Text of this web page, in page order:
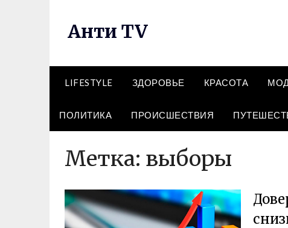
Анти TV
LIFESTYLE ЗДОРОВЬЕ КРАСОТА
ПОЛИТИКА ПРОИСШЕСТВИЯ
Метка: выборы